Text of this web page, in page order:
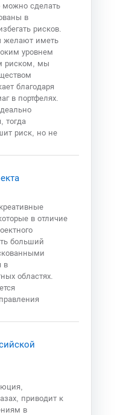
можно сделать
в
рисков.
желают иметь
уровнем
риском, мы
благодаря
в портфелях.
тогда
риск, но не
в отличие
больший
в
областях.
приводит к
в